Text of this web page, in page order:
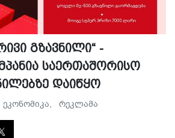
გზავნილი“ -
საერთაშორისო
დაიწყო
ეკონომიკა, რეკლამა